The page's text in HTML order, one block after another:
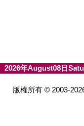
2026年August08日
版權所有 © 2003-